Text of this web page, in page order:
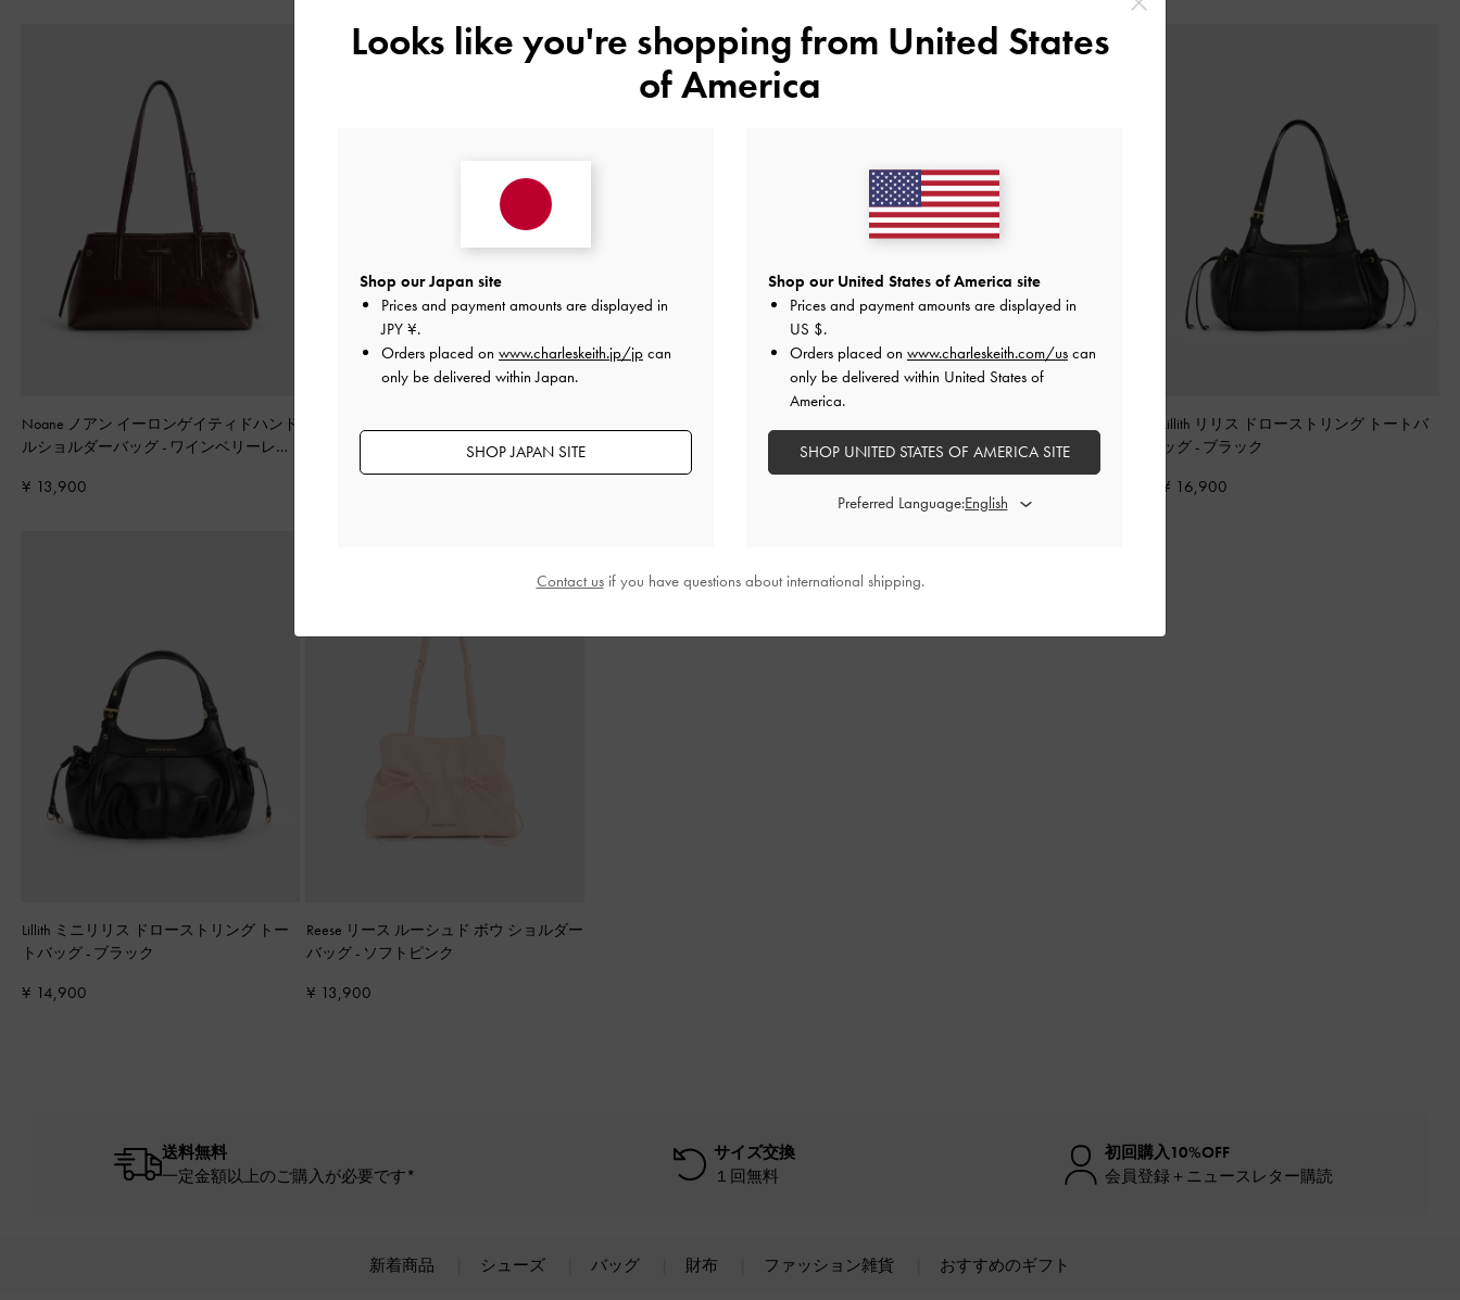
Noane ノアン イーロンゲイティドハンド
ルショルダーバッグ - ワインベリーレッ
¥ 13,900
ブラック サンドベージュ
ブラックテクスチャー
Lillith リリス ドローストリング トートバ
ッグ - ブラック
¥ 16,900
Lillith ミニリリス ドローストリング トー
トバッグ - ブラック
¥ 14,900
Reese リース ルーシュド ボウ ショルダー
バッグ - ソフトピンク
¥ 13,900
送料無料
一定金額以上のご購入が必要です*
サイズ交換
１回無料
初回購入10%OFF
会員登録＋ニュースレター購読
新着商品 シューズ バッグ 財布 ファッション雑貨 おすすめのギフト
Looks like you're shopping from United States
of America
Shop our Japan site
Prices and payment amounts are displayed in
JPY ¥.
Orders placed on www.charleskeith.jp/jp can
only be delivered within Japan.
SHOP JAPAN SITE
Shop our United States of America site
Prices and payment amounts are displayed in
US $.
Orders placed on www.charleskeith.com/us can
only be delivered within United States of
America.
SHOP UNITED STATES OF AMERICA SITE
Preferred Language:
Contact usif you have questions about international shipping.